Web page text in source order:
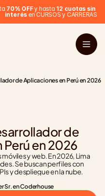
70% OFF y hasta 12 cuotas sin
interés en CURSOS y CARRERAS
de Aplicaciones en Perú en 2026
de
en 2026
y web. En 2026, Lima
Se buscan perfiles con
y despliegue en la nube.
Sr. en Coderhouse